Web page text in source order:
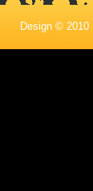
Design © 2010